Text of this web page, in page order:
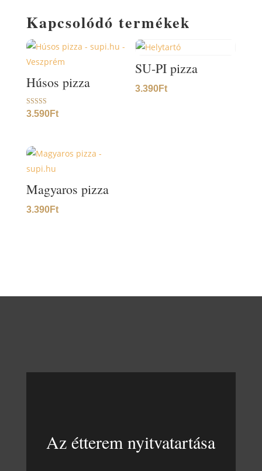
Kapcsolódó termékek
Húsos pizza
Értékelés:
5.00
3.590Ft
SU-PI pizza
3.390Ft
Magyaros pizza
3.390Ft
Az étterem nyitvatartása